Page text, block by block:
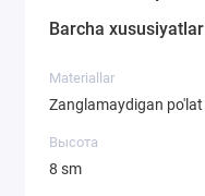
Barcha xususiyatlar
Materiallar
Zanglamaydigan po'lat
Высота
8 sm